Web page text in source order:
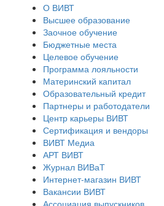
О ВИВТ
Высшее образование
Заочное обучение
Бюджетные места
Целевое обучение
Программа лояльности
Материнский капитал
Образовательный кредит
Партнеры и работодатели
Центр карьеры ВИВТ
Сертификация и вендоры
ВИВТ Медиа
АРТ ВИВТ
Журнал ВИВаТ
Интернет-магазин ВИВТ
Вакансии ВИВТ
Ассоциация выпускников